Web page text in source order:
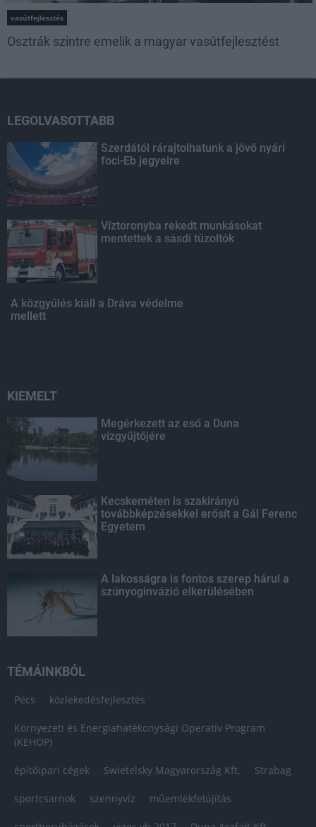
vasútfejlesztés
Osztrák szintre emelik a magyar vasútfejlesztést
LEGOLVASOTTABB
Szerdától rárajtolhatunk a jövő nyári
foci-Eb jegyeire
Víztoronyba rekedt munkásokat
mentettek a sásdi tűzoltók
A közgyűlés kiáll a Dráva védelme
mellett
KIEMELT
Megérkezett az eső a Duna
vízgyűjtőjére
Kecskeméten is szakirányú
továbbképzésekkel erősít a Gál Ferenc
Egyetem
A lakosságra is fontos szerep hárul a
szúnyoginvázió elkerülésében
TÉMÁINKBÓL
Pécs közlekedésfejlesztés
Környezeti és Energiahatékonysági Operatív Program
(KEHOP)
építőipari cégek Swietelsky Magyarország Kft. Strabag
sportcsarnok szennyvíz műemlékfelújítás